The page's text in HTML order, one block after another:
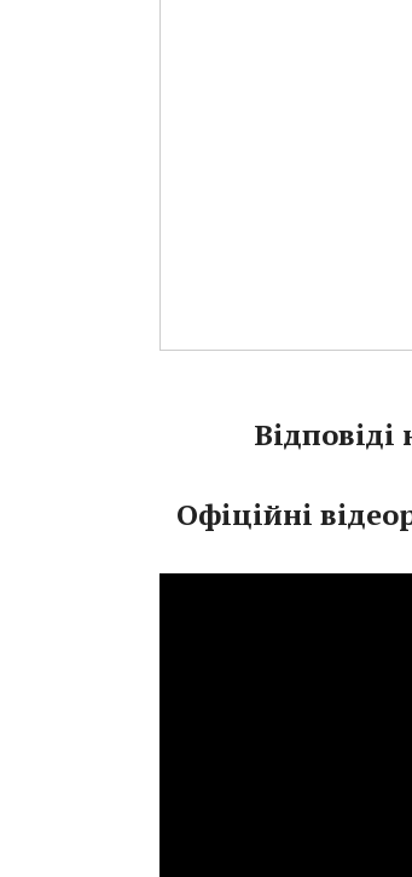
Відповіді
Офіційні